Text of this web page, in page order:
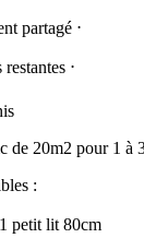
partagé ⋅
restantes ⋅
de 20m2 pour 1 à
:
petit lit 80cm